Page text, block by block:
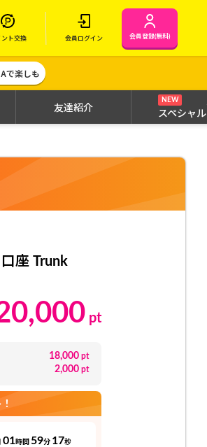
ント交換 会員ログイン 会員登録(無料)
で楽しも
友達紹介
NEW
スペシャル
座 Trunk
pt
18,000 pt
2,000 pt
01時間 59分 16秒